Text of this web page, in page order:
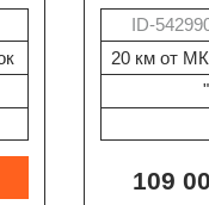
ID-
20 км от
109